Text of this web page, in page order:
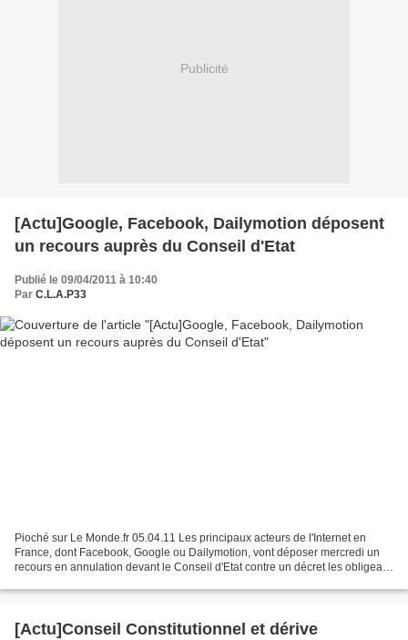
Publicité
[Actu]Google, Facebook, Dailymotion déposent
un recours auprès du Conseil d'Etat
Publié le 09/04/2011 à 10:40
Par C.L.A.P33
Pioché sur Le Monde.fr 05.04.11 Les principaux acteurs de l'Internet en
France, dont Facebook, Google ou Dailymotion, vont déposer mercredi un
recours en annulation devant le Conseil d'Etat contre un décret les obligeant
[Actu]Conseil Constitutionnel et dérive